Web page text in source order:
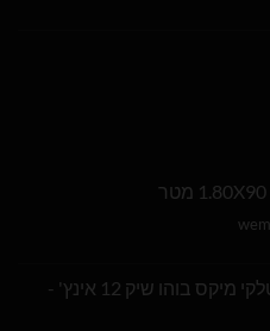
חבילת בלוני גומי איטלקי מיקס בוהו שיק 12 אינץ' -